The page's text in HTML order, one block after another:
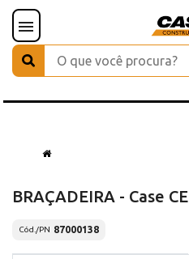
BRAÇADEIRA - Case CE
Cód./PN 87000138